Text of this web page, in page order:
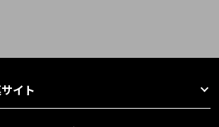
イト